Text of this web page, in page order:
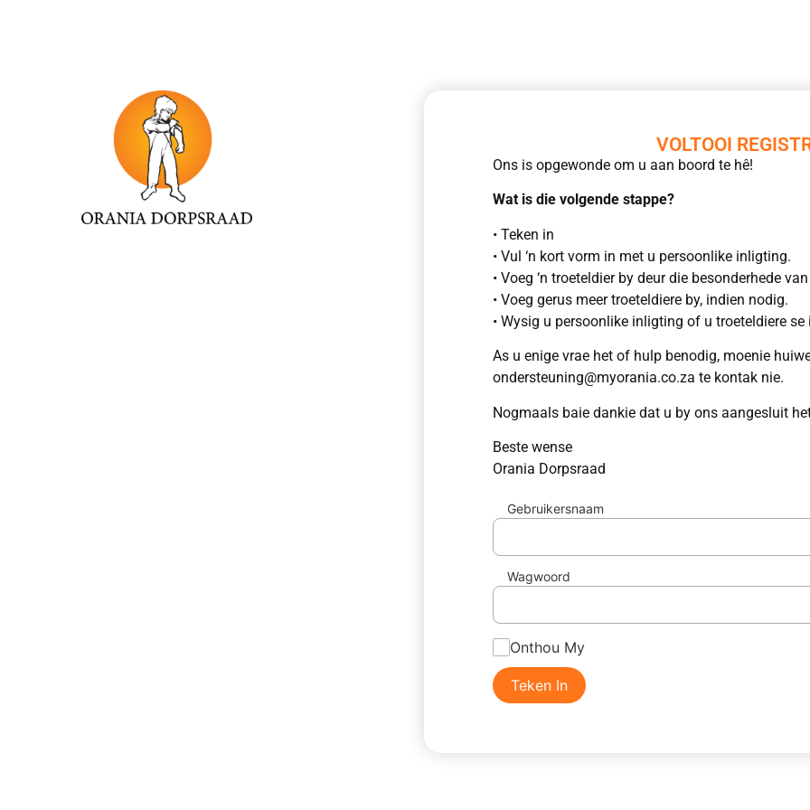
VOLTOOI
Ons is opgewonde om u aan boord te hê!
Wat is die volgende stappe?
• Teken in
• Vul ‘n kort vorm in met u persoonlike inligting.
• Voeg ‘n troeteldier by deur die besonderhede
• Voeg gerus meer troeteldiere by, indien nodig.
• Wysig u persoonlike inligting of u troeteldiere
As u enige vrae het of hulp benodig, moenie
ondersteuning@myorania.co.za te kontak nie.
Nogmaals baie dankie dat u by ons aangesluit
Beste wense
Orania Dorpsraad
Gebruikersnaam
Wagwoord
Onthou My
Teken In